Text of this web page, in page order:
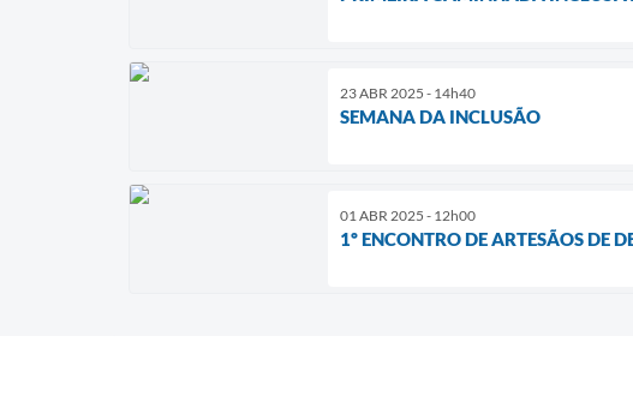
23 ABR 2025 - 14h40
SEMANA DA INCLUSÃO
01 ABR 2025 - 12h00
1º ENCONTRO DE ARTESÃOS DE